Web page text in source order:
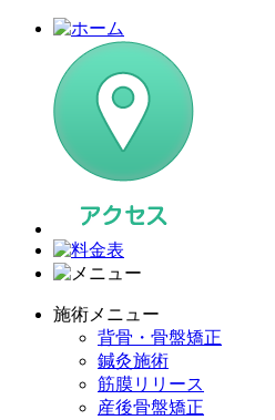
施術メニュー
背骨・骨盤矯正
鍼灸施術
筋膜リリース
産後骨盤矯正